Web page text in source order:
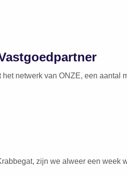
netwerk van ONZE, een aantal
zijn we alweer een week